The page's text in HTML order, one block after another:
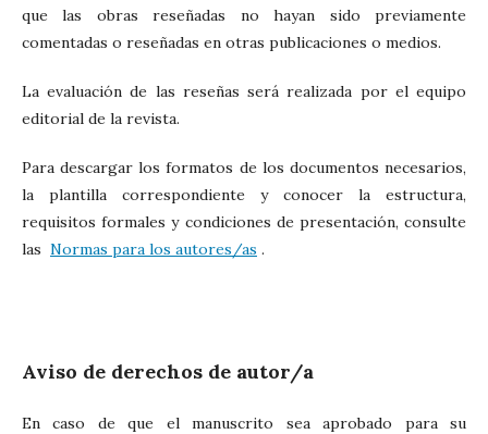
que las obras reseñadas no hayan sido previamente
comentadas o reseñadas en otras publicaciones o medios.
La evaluación de las reseñas será realizada por el equipo
editorial de la revista.
Para descargar los formatos de los documentos necesarios,
la plantilla correspondiente y conocer la estructura,
requisitos formales y condiciones de presentación, consulte
las Normas para los autores/as .
Aviso de derechos de autor/a
En caso de que el manuscrito sea aprobado para su